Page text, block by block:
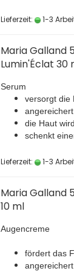
Lieferzeit: 1-3
Maria Galland
Lumin'Éclat 30
Serum
versorgt die
die Haut
schenkt
Lieferzeit: 1-3
Maria Galland
10 ml
Augencreme
fördert das